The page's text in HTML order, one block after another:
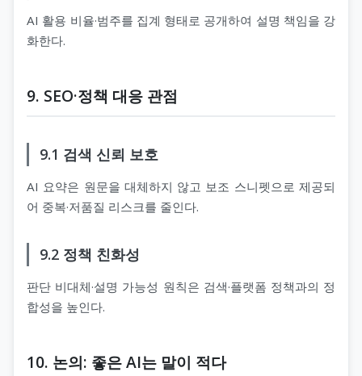
AI 활용 비율·범주를 집계 형태로 공개하여 설명 책임을 강
화한다.
9. SEO·정책 대응 관점
9.1 검색 신뢰 보호
AI 요약은 원문을 대체하지 않고 보조 스니펫으로 제공되
어 중복·저품질 리스크를 줄인다.
9.2 정책 친화성
판단 비대체·설명 가능성 원칙은 검색·플랫폼 정책과의 정
합성을 높인다.
10. 논의: 좋은 AI는 말이 적다